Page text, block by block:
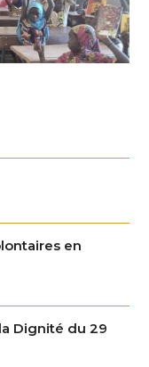
en
Dignité du 29